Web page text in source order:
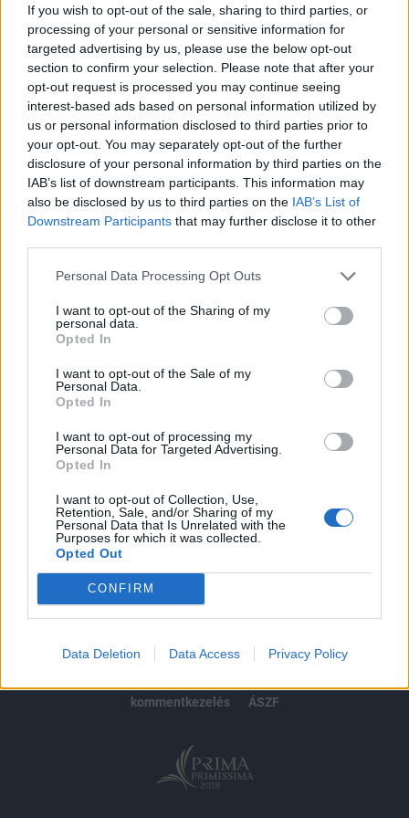
If you wish to opt-out of the sale, sharing to third parties, or
processing of your personal or sensitive information for
targeted advertising by us, please use the below opt-out
section to confirm your selection. Please note that after your
opt-out request is processed you may continue seeing
interest-based ads based on personal information utilized by
us or personal information disclosed to third parties prior to
your opt-out. You may separately opt-out of the further
disclosure of your personal information by third parties on the
IAB’s list of downstream participants. This information may
also be disclosed by us to third parties on the IAB’s List of
Downstream Participants that may further disclose it to other
Personal Data Processing Opt Outs
I want to opt-out of the Sharing of my
personal data.
Opted In
I want to opt-out of the Sale of my
Personal Data.
Opted In
I want to opt-out of processing my
Personal Data for Targeted Advertising.
Opted In
I want to opt-out of Collection, Use,
Retention, Sale, and/or Sharing of my
Personal Data that Is Unrelated with the
Purposes for which it was collected.
Opted Out
CONFIRM
Data Deletion Data Access Privacy Policy
Népszabadságnak elmondta, hogy a mintegy százmillió
forint éves árbevételű Celladam Rt. a csoporton belül
elsősorban "szolgáltatásokat végez", méghozzá az
országban működő három laboratóriumuk számára. Ezzel
a tevékenységgel most más cégeit szeretné megbízni, ha a
felszámolónak nincs ez ellen kifogása....
KEDVES OLVASÓNK!
A keresett cikk a portfolio.hu hírarchívumához
Portfolio.hu teljes cikkarchívum
Kötéslisták: BÉT elmúlt 2 év napon belüli
MÁR ELŐFIZETŐNK VAGY?
jogi nyilatkozat
kommentkezelés
ÁSZF